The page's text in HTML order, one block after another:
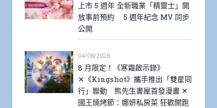
上市 5 週年 全新職業「精靈士」開
放事前預約 5 週年紀念 MV 同步
公開
04/08/2026
8 月限定！《寒霜啟示錄》
✕《Kingshot》攜手推出「雙星同
行」聯動 熊先生書屋首發漫畫 ✕
國王燒烤節：娜妍私房菜 狂歡開跑